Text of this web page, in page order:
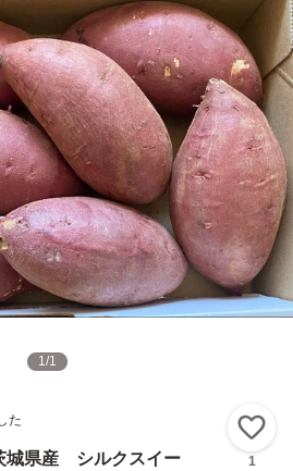
1/1
た
県産 シルクスイー
1